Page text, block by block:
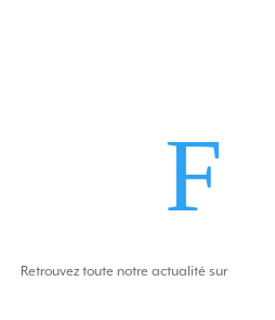
F
Retrouvez toute notre actualité sur